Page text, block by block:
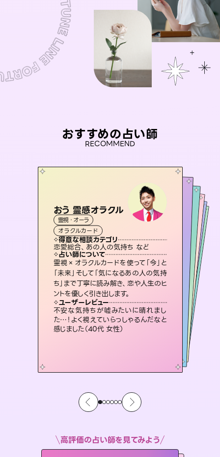
おすすめの占い師
RECOMMEND
おう 霊感オラクル
霊視・オーラ
オラクルカード
得意な相談カテゴリ
恋愛総合、あの人の気持ち など
占い師について
霊視×オラクルカードを使って「今」と
「未来」そして「気になるあの人の気持
ち」まで丁寧に読み解き、恋や人生のヒ
ントを優しく引き出します。
ユーザーレビュー
不安な気持ちが嘘みたいに晴れまし
た…！よく視えていらっしゃるんだなと
感じました（40代 女性）
アイリス -iris-
西洋占星術
ルーン
得意な相談カテゴリ
恋愛総合、片想い、二人の未来 など
占い師について
復縁、恋愛、不倫の行方、同性愛や片
思い、仕事関係や借金問題まで知りた
いことや心の負担になっていることを
紐解き、背中をそっと押して導きます。
ユーザーレビュー
安心感のあり、言い切ってくれる所や濁
さない鑑定のおかげで、毎回自分の気
持ちを整えられます（30代 男性）
彗望
霊視・オーラ
スピリチュアル・リーディング
得意な相談カテゴリ
片想い、あの人の気持ち、復縁 など
占い師について
3,700年以上の歴史を持つ東洋最古の
占術「易占」で詳細まで占い、幸せへ向
かう道筋を示します。厳しい結果にも具
体的な対策をお伝えします。
ユーザーレビュー
複雑な背景もしっかり聞いて鑑定して
いただけました。気持ちが楽になりまし
た（50代 女性）
とうげんみう
霊視・オーラ
スピリチュアル・リーディング
得意な相談カテゴリ
片想い、あの人の気持ち、復縁 など
占い師について
恋愛のお悩みの中でも特に「曖昧な関係」の相談を得意としており、友達以上恋人未満なお相手との今後や本音を丁寧に読み解き恋愛成就へと導きます。
ユーザーレビュー
鑑定していただいてアドバイス通りに行
動すると仲が復活してきました。ありが
とうございました（40代 女性）
未来視師＊花
スピリチュアル・リーディング
得意な相談カテゴリ
出逢い、片想い、復縁 など
占い師について
未来には何パターンもの選択肢があり
ます。不安で視えにくくなっているあな
たの素敵な未来を見つけ、その未来を
選択できるようアドバイスします。
ユーザーレビュー
職場の人の性質や人間関係、本心など
本当によく視えていてびっくり。対策が
打てて前向きになれます（40代）
霊視・オーラ タロット
スピリチュアル・リーディング
得意な相談カテゴリ
片想い、二人の未来、年の差 など
占い師について
連絡再開、復縁、成就などの報告実績
多数。セラピストとして2万超の施術経
験があるからこそできる鑑定で、より良
い未来をサポートします。
ユーザーレビュー
とても心温まる鑑定でした。しかもこち
らは何も言っていないのに視えていらっ
しゃるんだなと驚きです（30代女性）
高評価の占い師を見てみよう